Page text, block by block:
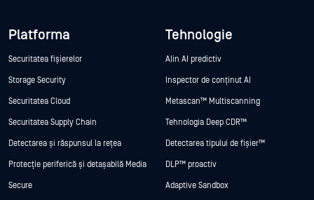
Platforma
Securitatea fișierelor
Storage Security
Securitatea Cloud
Securitatea Supply Chain
Detectarea și răspunsul la rețea
Protecție periferică și detașabilă Media
Secure
Tehnologie
Alin AI predictiv
Inspector de conținut AI
Metascan™ Multiscanning
Tehnologia Deep CDR™
Detectarea tipului de fișier™
DLP™ proactiv
Adaptive Sandbox